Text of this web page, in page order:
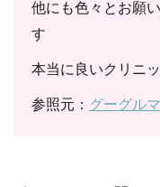
他にも色々とお願
す
本当に良いクリニ
参照元： グーグル